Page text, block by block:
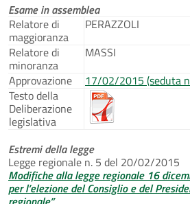
Esame in assemblea
Relatore di
maggioranza
PERAZZOLI
Relatore di
minoranza
MASSI
Approvazione
17/02/2015 (seduta
Testo della
Deliberazione
legislativa
Estremi della legge
Legge regionale n. 5 del 20/02/2015
Modifiche alla legge regionale 16
per l’elezione del Consiglio e del